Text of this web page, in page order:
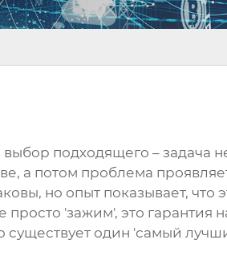
выбор подходящего – задача
а потом проблема
но опыт показывает, что
'зажим', это гарантия
существует один 'самый